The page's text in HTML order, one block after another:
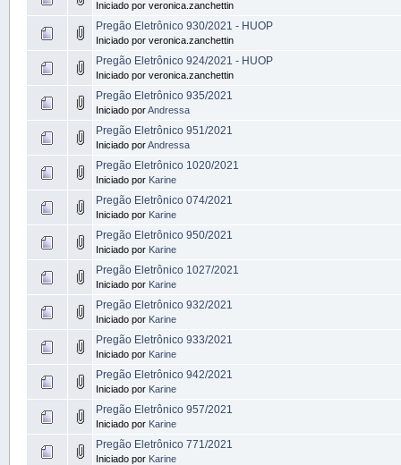
Iniciado por veronica.zanchettin
Pregão Eletrônico 930/2021 - HUOP
Iniciado por veronica.zanchettin
Pregão Eletrônico 924/2021 - HUOP
Iniciado por veronica.zanchettin
Pregão Eletrônico 935/2021
Iniciado porAndressa
Pregão Eletrônico 951/2021
Iniciado porAndressa
Pregão Eletrônico 1020/2021
Iniciado por Karine
Pregão Eletrônico 074/2021
Iniciado por Karine
Pregão Eletrônico 950/2021
Iniciado por Karine
Pregão Eletrônico 1027/2021
Iniciado por Karine
Pregão Eletrônico 932/2021
Iniciado por Karine
Pregão Eletrônico 933/2021
Iniciado por Karine
Pregão Eletrônico 942/2021
Iniciado por Karine
Pregão Eletrônico 957/2021
Iniciado por Karine
Pregão Eletrônico 771/2021
Iniciado por Karine